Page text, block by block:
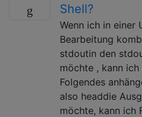
Shell?
Wenn ich in einer
Bearbeitung
stdoutin den
möchte , kann ich
Folgendes
also headdie
möchte, kann ich